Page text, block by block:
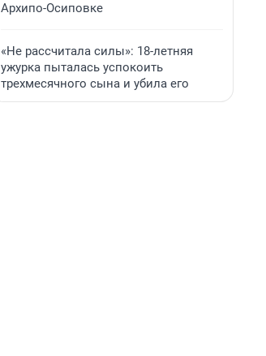
Архипо-Осиповке
«Не рассчитала силы»: 18-летняя
ужурка пыталась успокоить
трехмесячного сына и убила его